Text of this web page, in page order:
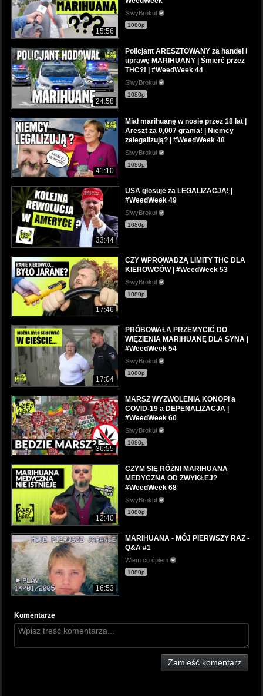
15:56
SiwyBrokul
1080p
24:58
Policjant ARESZTOWANY za handel i
uprawę MARIHUANY | Śmierć przez
THC?! | #WeedWeek 44
SiwyBrokul
1080p
41:10
Miał marihuanę w nosie przez 18 lat |
Areszt za 0,007 grama! | Niemcy
zalegalizują? | #WeedWeek 48
SiwyBrokul
1080p
33:44
USA głosuje za LEGALIZACJĄ! |
#WeedWeek 49
SiwyBrokul
1080p
17:46
CZY WPROWADZĄ LIMITY THC DLA
KIEROWCÓW | #WeedWeek 53
SiwyBrokul
1080p
17:04
PRÓBOWAŁA PRZEMYCIĆ DO
WIĘZIENIA MARIHUANĘ DLA SYNA |
#WeedWeek 54
SiwyBrokul
1080p
36:55
MARSZ WYZWOLENIA KONOPI a
COVID-19 a DEPENALIZACJA |
#WeedWeek 60
SiwyBrokul
1080p
12:40
CZYM SIĘ RÓŻNI MARIHUANA
MEDYCZNA OD ZWYKŁEJ?
#WeedWeek 68
SiwyBrokul
1080p
16:53
MARIHUANA - MÓJ PIERWSZY RAZ -
Q&A #1
Wiem co ćpiem
1080p
Komentarze
Zamieść komentarz